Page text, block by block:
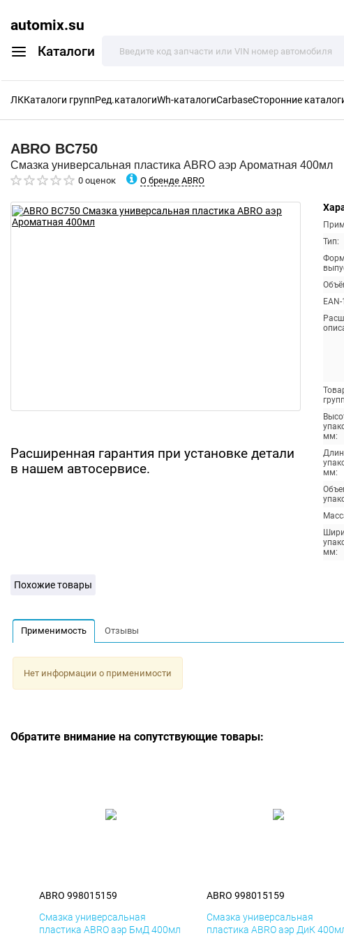
automix.su
Каталоги
ЛККаталоги группРед.каталогиWh-каталогиCarbaseСторонние
ABRO BC750
Смазка универсальная пластика ABRO аэр Ароматная 400мл
0 оценок О бренде ABRO
Расширенная гарантия при установке детали
в нашем автосервисе.
Тип:
мм:
мм:
мм:
Похожие товары
Применимость Отзывы
Нет информации о применимости
Обратите внимание на сопутствующие товары:
ABRO 998015159
Смазка универсальная
пластика ABRO аэр БмД 400мл
ABRO 998015159
Смазка универсальная
пластика ABRO аэр ДиК